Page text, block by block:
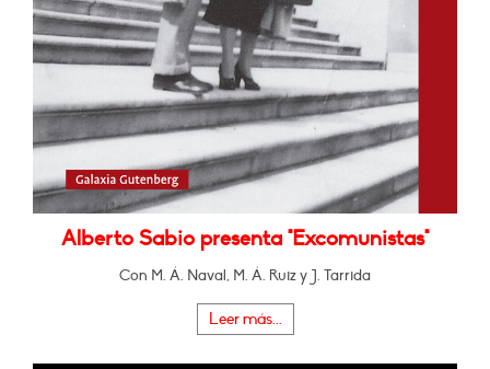
Alberto Sabio presenta "Excomunistas"
Con M. Á. Naval, M. Á. Ruiz y J. Tarrida
Leer más...